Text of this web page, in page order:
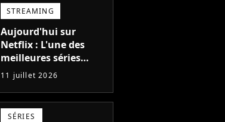
STREAMING
Aujourd'hui sur
Netflix : L'une des
meilleures séries
d'action de tous les
temps, avec 6 saisons
parfaites
11 juillet 2026
SÉRIES